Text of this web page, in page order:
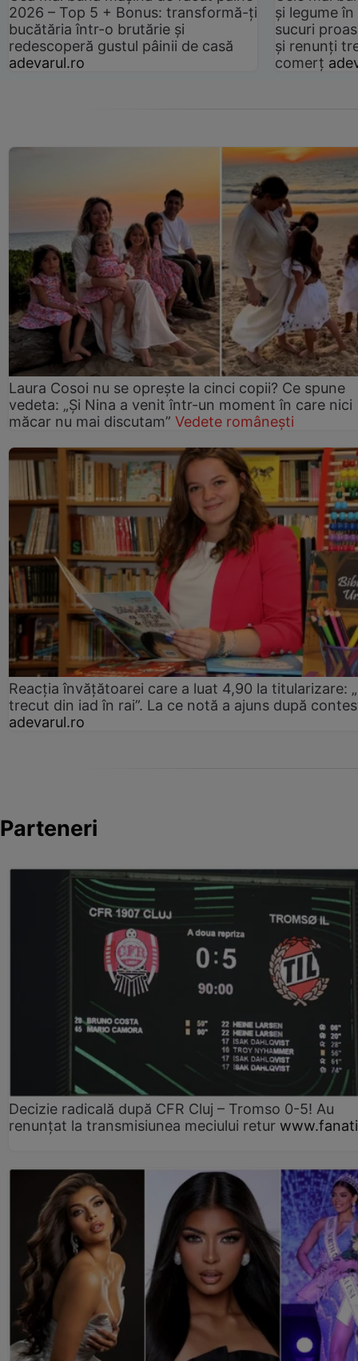
2026 – Top 5 + Bonus: transformă-ți
bucătăria într-o brutărie și
redescoperă gustul pâinii de casă
adevarul.ro
și legume
sucuri
și renunți
comerț
Laura Cosoi nu se oprește la cinci copii? Ce spune
vedeta: „Și Nina a venit într-un moment în care nici
măcar nu mai discutam” Vedete românești
Reacția învățătoarei care a luat 4,90 la titularizare:
trecut din iad în rai”. La ce notă a ajuns după
adevarul.ro
Parteneri
Decizie radicală după CFR Cluj – Tromso 0-5! Au
renunțat la transmisiunea meciului retur